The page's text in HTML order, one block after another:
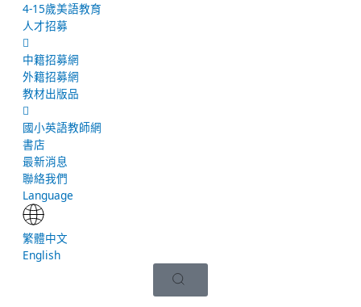
4-15歲美語教育
人才招募
中籍招募網
外籍招募網
教材出版品
國小英語教師網
書店
最新消息
聯絡我們
Language
繁體中文
English